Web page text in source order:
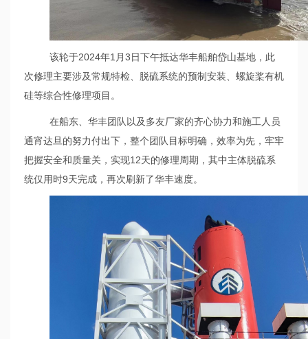
该轮于2024年1月3日下午抵达华丰船舶岱山基地，此
次修理主要涉及常规特检、脱硫系统的预制安装、螺旋桨有机
硅等综合性修理项目。
在船东、华丰团队以及多友厂家的齐心协力和施工人员
通宵达旦的努力付出下，整个团队目标明确，效率为先，牢牢
把握安全和质量关，实现12天的修理周期，其中主体脱硫系
统仅用时9天完成，再次刷新了华丰速度。